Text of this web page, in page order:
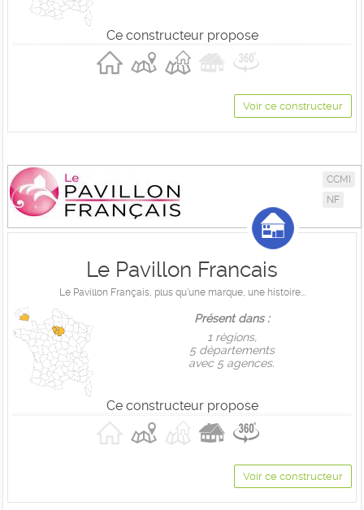
Ce constructeur propose
Voir ce constructeur
CCMI
NF
Le Pavillon Francais
Le Pavillon Français, plus qu'une marque, une histoire...
Présent dans :
1 règions,
5 départements
avec 5 agences.
Ce constructeur propose
Voir ce constructeur